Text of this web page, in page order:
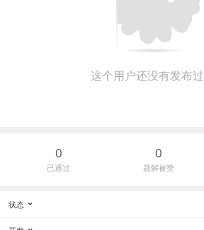
这个用户还没有发布
0
已通过
0
题解被赞
状态